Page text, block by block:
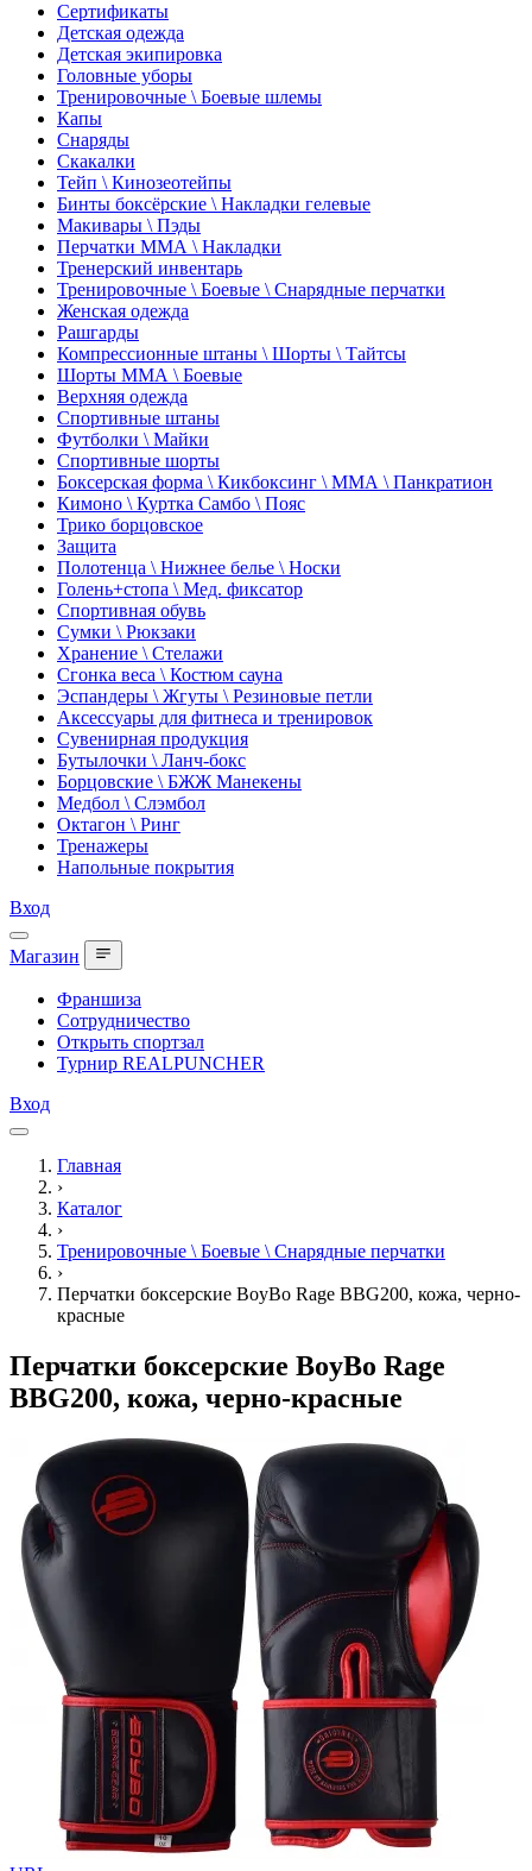
Сертификаты
Детская одежда
Детская экипировка
Головные уборы
Тренировочные \ Боевые шлемы
Капы
Снаряды
Скакалки
Тейп \ Кинозеотейпы
Бинты боксёрские \ Накладки гелевые
Макивары \ Пэды
Перчатки ММА \ Накладки
Тренерский инвентарь
Тренировочные \ Боевые \ Снарядные перчатки
Женская одежда
Рашгарды
Компрессионные штаны \ Шорты \ Тайтсы
Шорты ММА \ Боевые
Верхняя одежда
Спортивные штаны
Футболки \ Майки
Спортивные шорты
Боксерская форма \ Кикбоксинг \ ММА \ Панкратион
Кимоно \ Куртка Самбо \ Пояс
Трико борцовское
Защита
Полотенца \ Нижнее белье \ Носки
Голень+стопа \ Мед. фиксатор
Спортивная обувь
Сумки \ Рюкзаки
Хранение \ Стелажи
Сгонка веса \ Костюм сауна
Эспандеры \ Жгуты \ Резиновые петли
Аксессуары для фитнеса и тренировок
Сувенирная продукция
Бутылочки \ Ланч-бокс
Борцовские \ БЖЖ Манекены
Медбол \ Слэмбол
Октагон \ Ринг
Тренажеры
Напольные покрытия
Вход
Магазин
Франшиза
Сотрудничество
Открыть спортзал
Турнир REALPUNCHER
Вход
Главная
›
Каталог
›
Тренировочные \ Боевые \ Снарядные перчатки
›
Перчатки боксерские BoyBo Rage BBG200, кожа, черно-
красные
Перчатки боксерские BoyBo Rage
BBG200, кожа, черно-красные